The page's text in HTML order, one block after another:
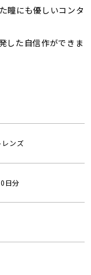
瞳にも優しいコンタ
した自信作ができま
ンズ
日分